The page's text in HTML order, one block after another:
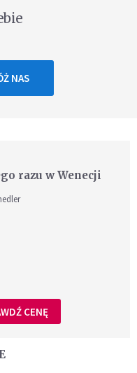
NAS
razu w Wenecji
CENĘ